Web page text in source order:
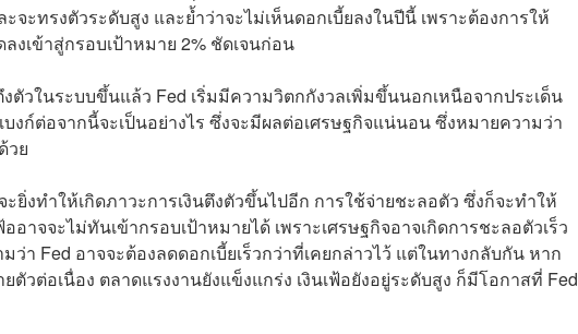
จะทรงตัวระดับสูง และย้ำว่าจะไม่เห็นดอกเบี้ยลงในปีนี้ เพราะต้องการให้
งเข้าสู่กรอบเป้าหมาย 2% ชัดเจนก่อน
วในระบบขึ้นแล้ว Fed เริ่มมีความวิตกกังวลเพิ่มขึ้นนอกเหนือจากประเด็น
งก์ต่อจากนี้จะเป็นอย่างไร ซึ่งจะมีผลต่อเศรษฐกิจแน่นอน ซึ่งหมายความว่า
วย
ยิ่งทำให้เกิดภาวะการเงินตึงตัวขึ้นไปอีก การใช้จ่ายชะลอตัว ซึ่งก็จะทำให้
อาจจะไม่ทันเข้ากรอบเป้าหมายได้ เพราะเศรษฐกิจอาจเกิดการชะลอตัวเร็ว
า Fed อาจจะต้องลดดอกเบี้ยเร็วกว่าที่เคยกล่าวไว้ แต่ในทางกลับกัน หาก
วต่อเนื่อง ตลาดแรงงานยังแข็งแกร่ง เงินเฟ้อยังอยู่ระดับสูง ก็มีโอกาสที่ Fed